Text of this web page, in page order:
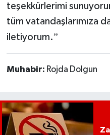
teşekkürlerimi
tüm vatandaşlarımıza
iletiyorum.”
Muhabir: Rojda Dolgun